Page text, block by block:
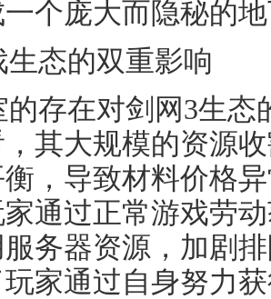
个庞大而隐秘的
生态的双重影响
的存在对剑网3生态
其大规模的资源
，导致材料价格
通过正常游戏劳
务器资源，加剧
家通过自身努力